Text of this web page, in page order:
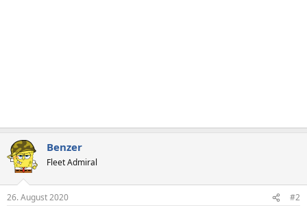
Benzer
Fleet Admiral
26. August 2020 #2